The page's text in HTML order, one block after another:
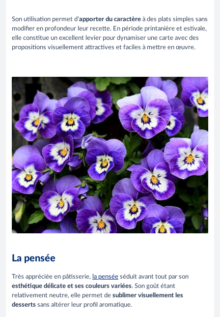
Son utilisation permet d’apporter du caractère à des plats simples sans
modifier en profondeur leur recette. En période printanière et estivale,
elle constitue un excellent levier pour dynamiser une carte avec des
propositions visuellement attractives et faciles à mettre en œuvre.
La pensée
Très appréciée en pâtisserie, la pensée séduit avant tout par son
esthétique délicate et ses couleurs variées. Son goût étant
relativement neutre, elle permet de sublimer visuellement les
desserts sans altérer leur profil aromatique.